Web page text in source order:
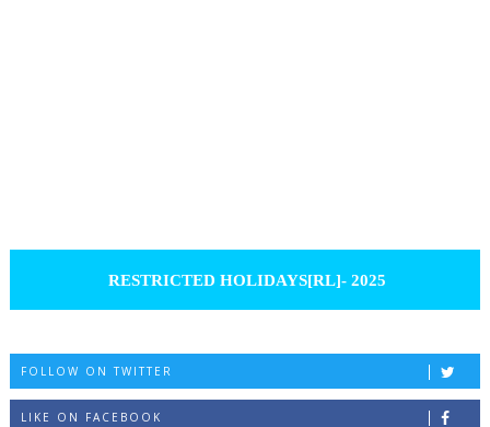
RESTRICTED HOLIDAYS[RL]- 2025
FOLLOW ON TWITTER
LIKE ON FACEBOOK